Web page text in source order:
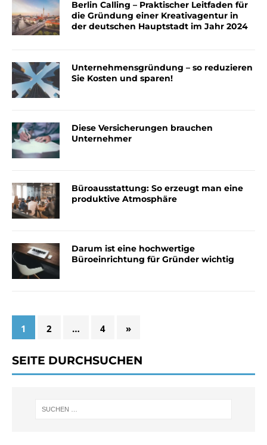
Berlin Calling – Praktischer Leitfaden für
die Gründung einer Kreativagentur in
der deutschen Hauptstadt im Jahr 2024
Unternehmensgründung – so reduzieren
Sie Kosten und sparen!
Diese Versicherungen brauchen
Unternehmer
Büroausstattung: So erzeugt man eine
produktive Atmosphäre
Darum ist eine hochwertige
Büroeinrichtung für Gründer wichtig
1 2 … 4 »
SEITE DURCHSUCHEN